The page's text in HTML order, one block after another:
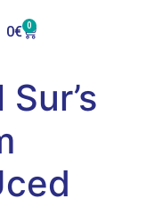
0€ 0